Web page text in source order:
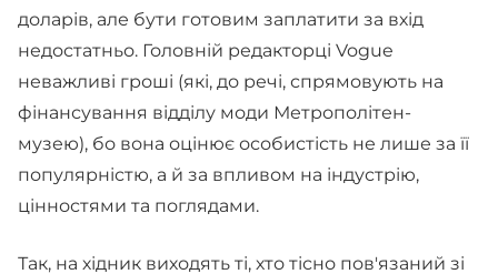
доларів, але бути готовим заплатити за вхід
недостатньо. Головній редакторці Vogue
неважливі гроші (які, до речі, спрямовують на
фінансування відділу моди Метрополітен-
музею), бо вона оцінює особистість не лише за її
популярністю, а й за впливом на індустрію,
цінностями та поглядами.
Так, на хідник виходять ті, хто тісно пов'язаний зі